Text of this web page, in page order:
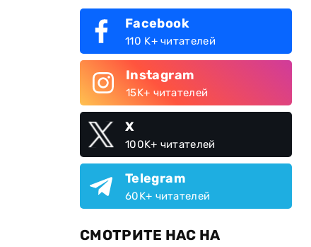
Facebook
110 K+ читателей
Instagram
15K+ читателей
X
100K+ читателей
Telegram
60K+ читателей
СМОТРИТЕ НАС НА